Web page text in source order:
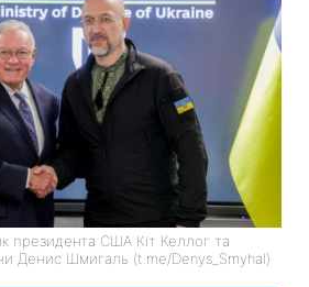
президента США Кіт Келлог та
Денис Шмигаль (t.me/Denys_Smyhal)